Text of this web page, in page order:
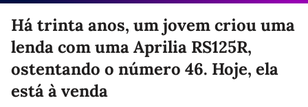
Há trinta anos, um jovem criou uma
lenda com uma Aprilia RS125R,
ostentando o número 46. Hoje, ela
está à venda